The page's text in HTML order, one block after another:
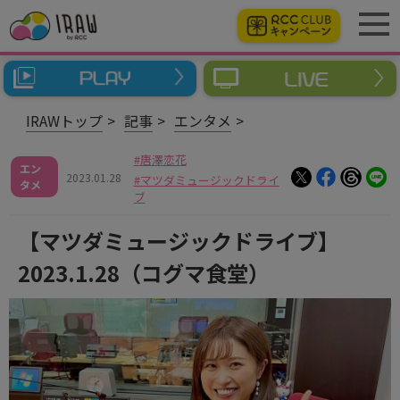
IRAWトップ 記事 エンタメ
エン
タメ
2023.01.28
唐澤恋花
マツダミュージックドライ
ブ
【マツダミュージックドライブ】
2023.1.28（コグマ食堂）